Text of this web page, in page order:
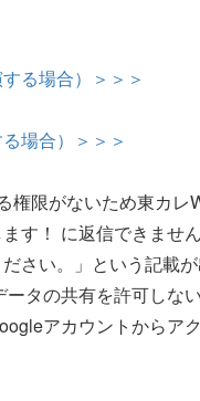
る場合）＞＞＞
場合）＞＞＞
権限がないため東カレ
す！ に返信できませ
さい。」という記載
タの共有を許可しな
アカウントからア